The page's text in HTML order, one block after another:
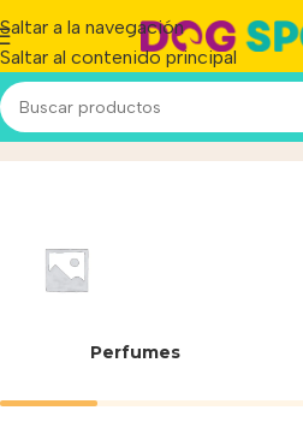
Saltar a la navegación
Saltar al contenido principal
22-262/AInicio/Producto
Perfumes